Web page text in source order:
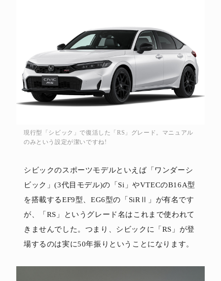
現行型「シビック」で復活した「RS」グレード。マニュアル
のみという設定が潔いですね!
シビックのスポーツモデルといえば「ワンダーシ
ビック」(3代目モデル)の「Si」やVTECのB16A型
を搭載するEF9型、EG6型の「SiRⅡ」が有名です
が、「RS」というグレード名はこれまで使われて
きませんでした。つまり、シビックに「RS」が登
場するのは実に50年振りということになります。